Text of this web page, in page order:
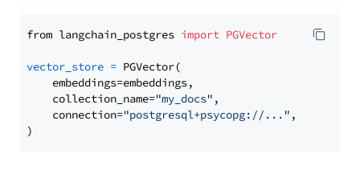
from langchain_postgres import PGVector
vector_store = PGVector(
    embeddings=embeddings,
    collection_name=
"my_docs" ,
    connection=
"postgresql+psycopg://..." ,